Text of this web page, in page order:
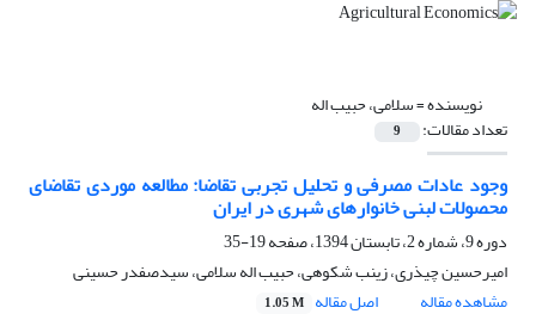
نویسنده =سلامی، حبیب اله
تعداد مقالات: 9
وجود عادات مصرفی و تحلیل تجربی تقاضا: مطالعه موردی تقاضای
محصولات لبنی خانوارهای شهری در ایران
دوره 9، شماره 2، تابستان 1394، صفحه
19-35
امیرحسین چیذری، زینب شکوهی، حبیب اله سلامی، سیدصفدر حسینی
مشاهده مقاله
اصل مقاله 1.05 M